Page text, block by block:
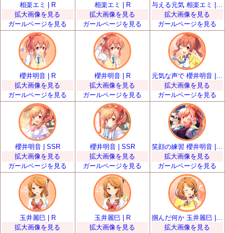
相楽エミ | R
拡大画像を見る
ガールページを見る
相楽エミ | R
拡大画像を見る
ガールページを見る
拡大画像を見る
ガールページを見る
櫻井明音 | R
拡大画像を見る
ガールページを見る
櫻井明音 | R
拡大画像を見る
ガールページを見る
拡大画像を見る
ガールページを見る
櫻井明音 | SSR
拡大画像を見る
ガールページを見る
櫻井明音 | SSR
拡大画像を見る
ガールページを見る
拡大画像を見る
ガールページを見る
玉井麗巳 | R
拡大画像を見る
玉井麗巳 | R
拡大画像を見る
拡大画像を見る